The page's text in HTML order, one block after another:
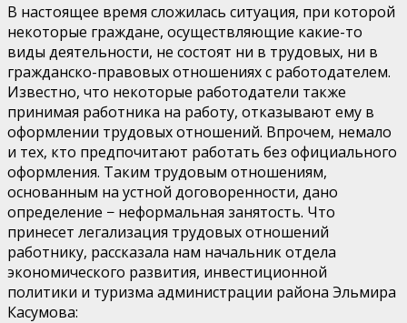
В настоящее время сложилась ситуация, при которой
некоторые граждане, осуществляющие какие-то
виды деятельности, не состоят ни в трудовых, ни в
гражданско-правовых отношениях с работодателем.
Известно, что некоторые работодатели также
принимая работника на работу, отказывают ему в
оформлении трудовых отношений. Впрочем, немало
и тех, кто предпочитают работать без официального
оформления. Таким трудовым отношениям,
основанным на устной договоренности, дано
определение − неформальная занятость. Что
принесет легализация трудовых отношений
работнику, рассказала нам начальник отдела
экономического развития, инвестиционной
политики и туризма администрации района Эльмира
Касумова: